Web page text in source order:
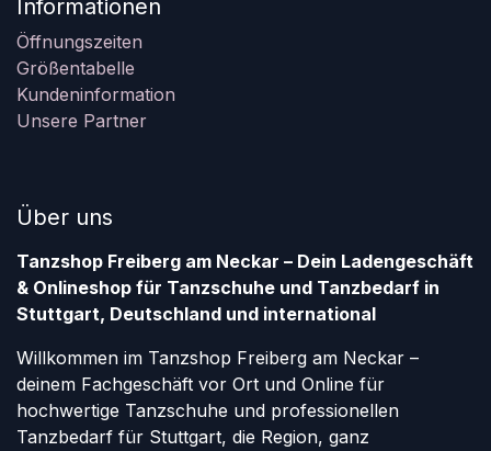
Informationen
Öffnungszeiten
Größentabelle
Kundeninformation
Unsere Partner
Über uns
Tanzshop Freiberg am Neckar – Dein Ladengeschäft
& Onlineshop für Tanzschuhe und Tanzbedarf in
Stuttgart, Deutschland und international
Willkommen im Tanzshop Freiberg am Neckar –
deinem Fachgeschäft vor Ort und Online für
hochwertige Tanzschuhe und professionellen
Tanzbedarf für Stuttgart, die Region, ganz